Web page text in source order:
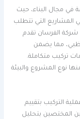
في مجال البناء، حيث
التي تتطلب
شركة الفرسان تقدم
مما يضمن
تركيب متكاملة.
نوع المشروع والبيئة
التركيب بتقييم
المختصين بتحليل